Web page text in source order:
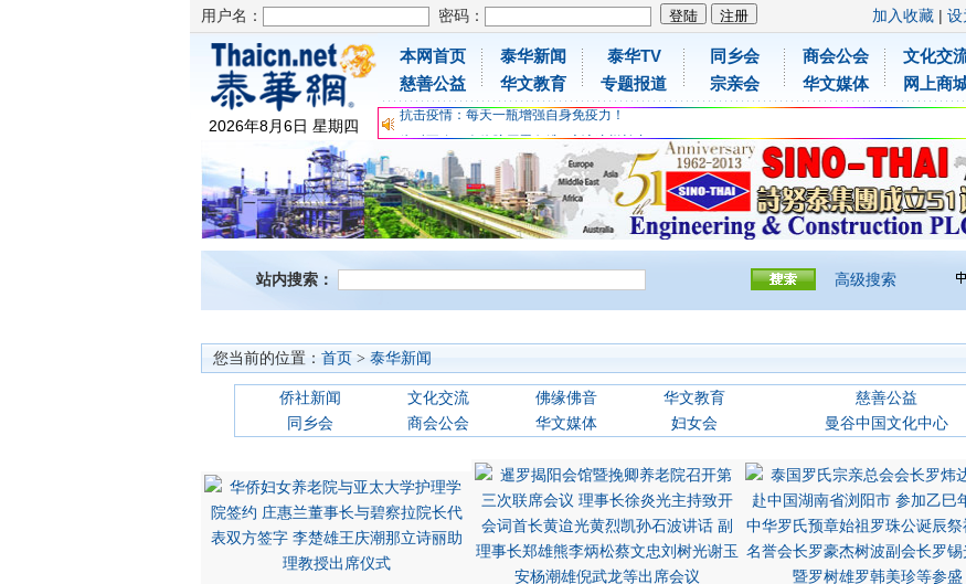
用户名： 密码： 加入收藏 | 设
2026年8月6日 星期四
本网首页
慈善公益
泰华新闻
华文教育
泰华TV
专题报道
同乡会
宗亲会
商会公会
华文媒体
文化交
网上商
为时不晚，人体胶原蛋白维C应该这样补充
关爱儿童健康，免费领取日本原装尤妮佳超立体儿童防飞沫口罩
抗击疫情：每天一瓶增强自身免疫力！
为时不晚，人体胶原蛋白维C应该这样补充
关爱儿童健康，免费领取日本原装尤妮佳超立体儿童防飞沫口罩
抗击疫情：每天一瓶增强自身免疫力！
站内搜索： 高级搜索
您当前的位置： 首页 > 泰华新闻
侨社新闻 文化交流 佛缘佛音 华文教育 慈善公益
同乡会
商会公会 华文媒体 妇女会 曼谷中国文化中心